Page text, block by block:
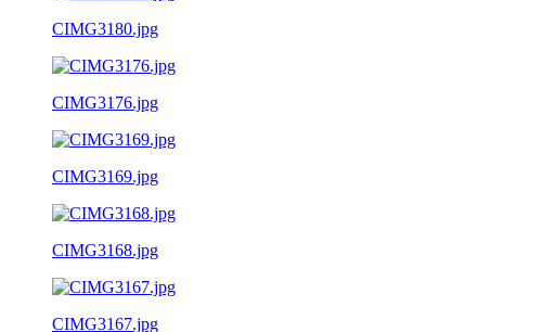
CIMG3180.jpg
CIMG3176.jpg
CIMG3169.jpg
CIMG3168.jpg
CIMG3167.jpg